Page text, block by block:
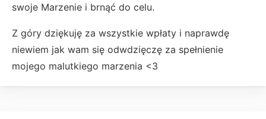
swoje Marzenie i brnąć do celu.
Z góry dziękuję za wszystkie wpłaty i naprawdę
niewiem jak wam się odwdzięczę za spełnienie
mojego malutkiego marzenia <3